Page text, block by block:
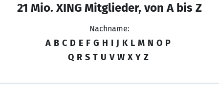
21 Mio. XING Mitglieder, von A bis Z
Nachname:
A B C D E F G H I J K L M N O P
Q R S T U V W X Y Z